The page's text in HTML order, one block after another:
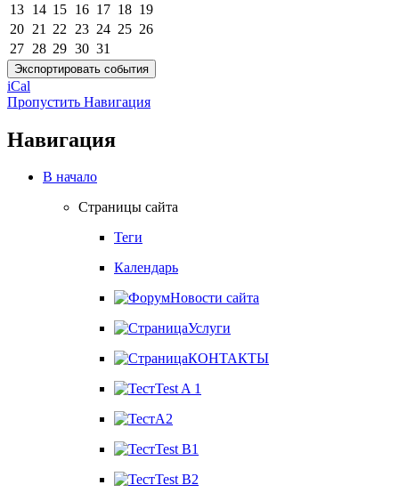
13 14 15 16 17 18 19
20 21 22 23 24 25 26
27 28 29 30 31
iCal
Пропустить Навигация
Навигация
В начало
Страницы сайта
Теги
Календарь
Новости сайта
Услуги
КОНТАКТЫ
Test A 1
A2
Test B1
Test B2